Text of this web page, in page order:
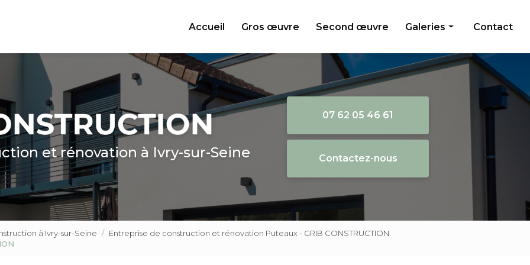
Accueil
Gros œuvre Second œuvre Galeries
Gros oeuvre
Second oeuvre
Contact
et rénovation à Ivry-sur-Seine
07 62 05 46 61
Contactez-nous
à Ivry-sur-Seine
Entreprise de construction et rénovation Puteaux - GRIB CONSTRUCTION